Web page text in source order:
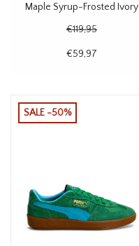
Maple Syrup-Frosted Ivory
€119,95
€59,97
SALE -50%